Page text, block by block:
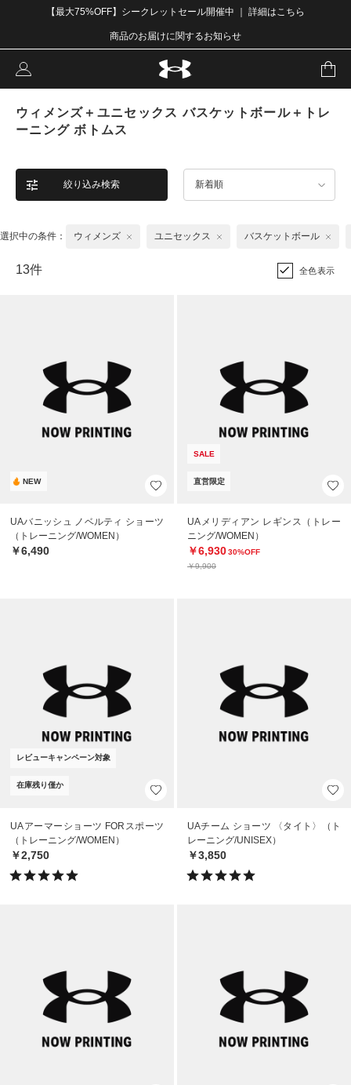
【最大75%OFF】シークレットセール開催中 ｜ 詳細はこちら
商品のお届けに関するお知らせ
ウィメンズ＋ユニセックス バスケットボール＋トレ
ーニング ボトムス
絞り込み検索 新着順
選択中の条件： ウィメンズ ユニセックス バスケットボール
13件 全色表示
NEW
UAバニッシュ ノベルティ ショーツ
（トレーニング/WOMEN）
￥6,490
SALE
直営限定
UAメリディアン レギンス（トレー
ニング/WOMEN）
￥6,93030%OFF
￥9,900
レビューキャンペーン対象
在庫残り僅か
UAアーマーショーツ FORスポーツ
（トレーニング/WOMEN）
￥2,750
UAチーム ショーツ 〈タイト〉（ト
レーニング/UNISEX）
￥3,850